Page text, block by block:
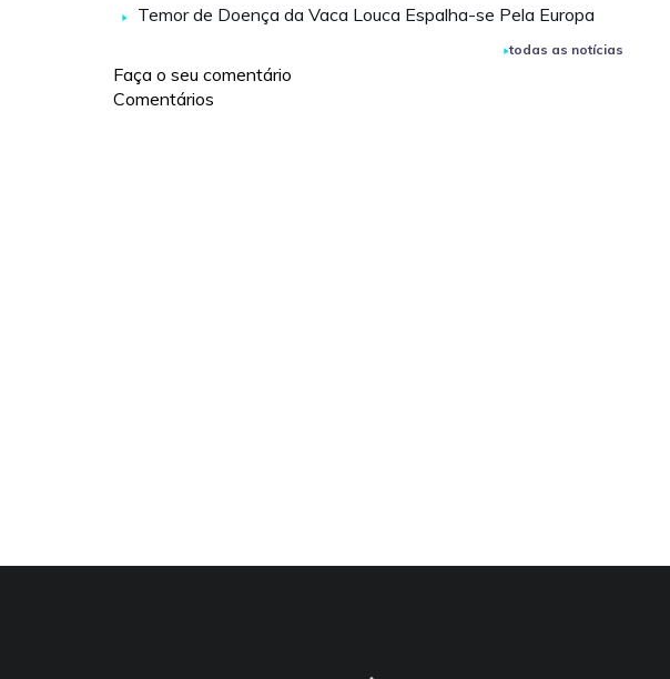
Temor de Doença da Vaca Louca Espalha-se Pela Europa
todas as notícias
Faça o seu comentário
Comentários